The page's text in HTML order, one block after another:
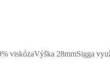
viskózaVýška 28mmSigga